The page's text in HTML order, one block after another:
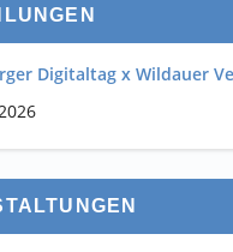
Digitaltag x Wildauer